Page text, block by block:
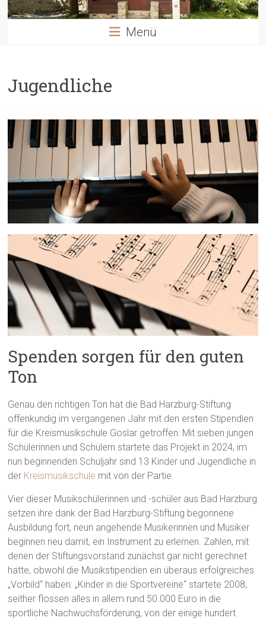
Menü
Jugendliche
Spenden sorgen für den guten
Ton
Genau den richtigen Ton hat die Bad Harzburg-Stiftung
offenkundig im vergangenen Jahr mit den ersten Stipendien
für die Kreismusikschule Goslar getroffen: Mit sieben jungen
Schülerinnen und Schülern startete das Projekt in 2024, im
nun beginnenden Schuljahr sind 13 Kinder und Jugendliche in
der Kreismusikschule mit von der Partie.
Vier dieser Musikschülerinnen und -schüler aus Bad Harzburg
setzen ihre dank der Bad Harzburg-Stiftung begonnene
Ausbildung fort, neun angehende Musikerinnen und Musiker
beginnen neu damit, ein Instrument zu erlernen. Zahlen, mit
denen der Stiftungsvorstand zunächst gar nicht gerechnet
hatte, obwohl die Musikstipendien ein überaus erfolgreiches
„Vorbild“ haben: „Kinder in die Sportvereine“ startete 2008,
seither flossen alles in allem rund 50.000 Euro in die
sportliche Nachwuchsförderung, von der einige hundert